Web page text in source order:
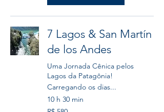
7 Lagos & San Martín
de los Andes
Uma Jornada Cênica pelos
Lagos da Patagônia!
Carregando os dias...
10 h 30 min
580